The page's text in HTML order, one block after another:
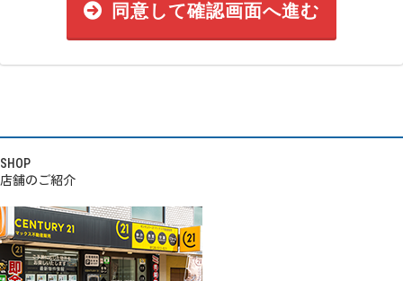
同意して確認画面へ進む
SHOP
店舗のご紹介